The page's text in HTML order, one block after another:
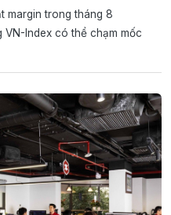
margin trong tháng 8
Index có thể chạm mốc